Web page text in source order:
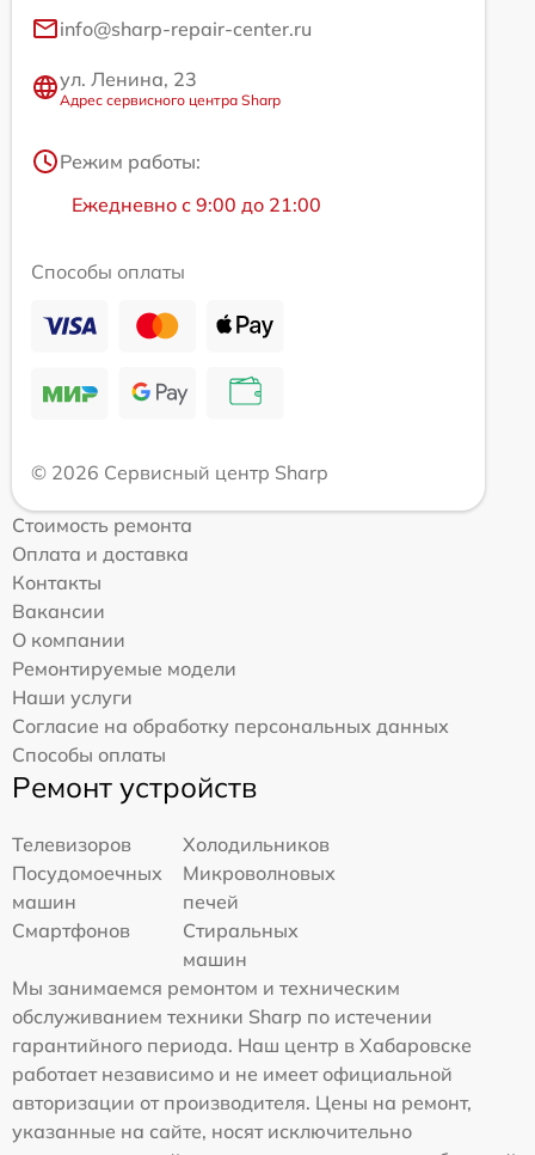
info@sharp-repair-center.ru
ул. Ленина, 23
Адрес сервисного центра Sharp
Режим работы:
Ежедневно с 9:00 до 21:00
Способы оплаты
© 2026 Сервисный центр Sharp
Стоимость ремонта
Оплата и доставка
Контакты
Вакансии
О компании
Ремонтируемые модели
Наши услуги
Согласие на обработку персональных данных
Способы оплаты
Ремонт устройств
Телевизоров
Холодильников
Посудомоечных
машин
Микроволновых
печей
Смартфонов
Стиральных
машин
Мы занимаемся ремонтом и техническим
обслуживанием техники Sharp по истечении
гарантийного периода. Наш центр в Хабаровске
работает независимо и не имеет официальной
авторизации от производителя. Цены на ремонт,
указанные на сайте, носят исключительно